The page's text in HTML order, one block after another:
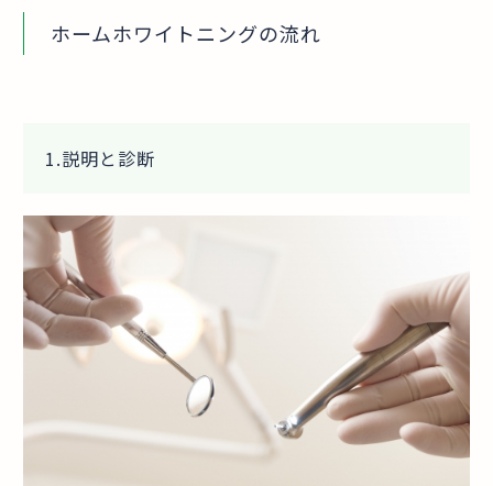
ホームホワイトニングの流れ
1.説明と診断